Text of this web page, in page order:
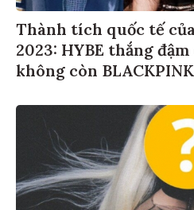
Thành tích quốc tế
2023: HYBE thắng
không còn